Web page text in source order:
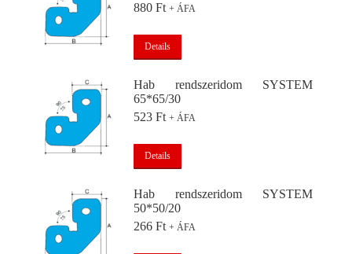
880 Ft + ÁFA
Details
Hab rendszeridom SYSTEM
65*65/30
523 Ft + ÁFA
Details
Hab rendszeridom SYSTEM
50*50/20
266 Ft + ÁFA